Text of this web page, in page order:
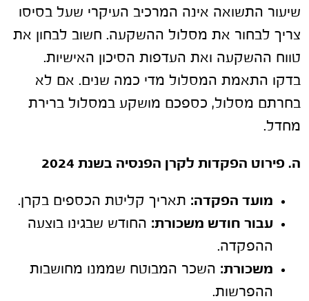
שיעור התשואה אינה המרכיב העיקרי שעל בסיסו
צריך לבחור את מסלול ההשקעה. חשוב לבחון את
טווח ההשקעה ואת העדפות הסיכון האישיות.
בדקו התאמת המסלול מדי כמה שנים. אם לא
בחרתם מסלול, כספכם מושקע במסלול ברירת
מחדל.
ה. פירוט הפקדות לקרן הפנסיה בשנת 2024
מועד הפקדה: תאריך קליטת הכספים בקרן.
עבור חודש משכורת: החודש שבגינו בוצעה
ההפקדה.
משכורת: השכר המבוטח שממנו מחושבות
ההפרשות.